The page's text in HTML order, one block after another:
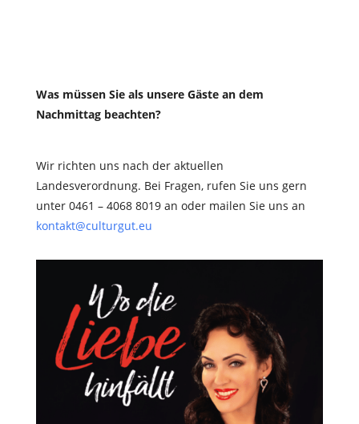
Was müssen Sie als unsere Gäste an dem
Nachmittag beachten?
Wir richten uns nach der aktuellen
Landesverordnung. Bei Fragen, rufen Sie uns gern
unter 0461 – 4068 8019 an oder mailen Sie uns an
kontakt@culturgut.eu